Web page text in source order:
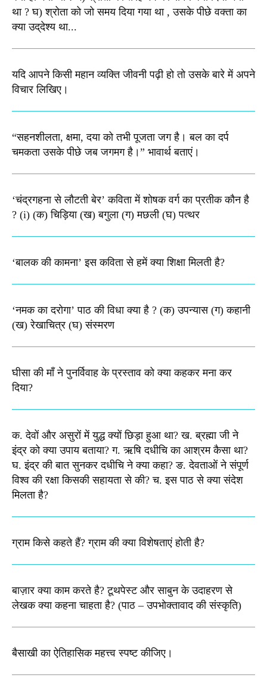
था ? घ) श्रोता को जो समय दिया गया था , उसके पीछे वक्‍ता का
क्‍या उद्‌देश्‍य था...
यदि आपने किसी महान व्यक्ति जीवनी पढ़ी हो तो उसके बारे में अपने
विचार लिखिए।
“सहनशीलता, क्षमा, दया को तभी पूजता जग है। बल का दर्प
चमकता उसके पीछे जब जगमग है।”​ भावार्थ बताएं।
‘चंद्रगहना से लौटती बेर’ कविता में शोषक वर्ग का प्रतीक कौन है
? (i) (क) चिड़िया (ख) बगुला (ग) मछली (घ) पत्थर
‘बालक की कामना’ इस कविता से हमें क्या शिक्षा मिलती है?
‘नमक का दरोगा’ पाठ की विधा क्या है ? (क) उपन्यास (ग) कहानी
(ख) रेखाचित्र (घ) संस्मरण​
घीसा की माँ ने पुनर्विवाह के प्रस्ताव को क्या कहकर मना कर
दिया?
क. देवों और असुरों में युद्ध क्यों छिड़ा हुआ था? ख. ब्रह्मा जी ने
इंद्र को क्या उपाय बताया? ग. ऋषि दधीचि का आश्रम कैसा था?
घ. इंद्र की बात सुनकर दधीचि ने क्या कहा? ङ. देवताओं ने संपूर्ण
विश्व की रक्षा किसकी सहायता से की? च. इस पाठ से क्या संदेश
मिलता है?​
ग्राम किसे कहते हैं? ग्राम की क्या विशेषताएं होती है?​
बाज़ार क्या काम करते है? टूथपेस्ट और साबुन के उदाहरण से
लेखक क्या कहना चाहता है? (पाठ – उपभोक्तावाद की संस्कृति)
बैसाखी का ऐतिहासिक महत्त्व स्पष्ट कीजिए।​